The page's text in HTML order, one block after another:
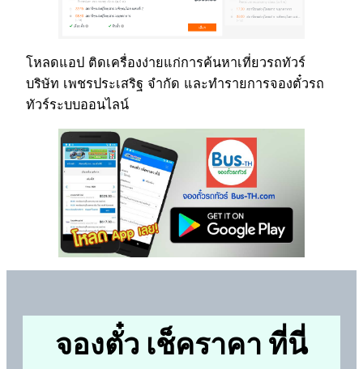
โหลดแอป ติดเครื่องง่ายแก่การค้นหาเที่ยวรถทัวร์
บริษัท เพชรประเสริฐ จำกัด และทำรายการจองตั๋วรถ
ทัวร์ระบบออนไลน์
จองตั๋ว เช็คราคา ที่นี่